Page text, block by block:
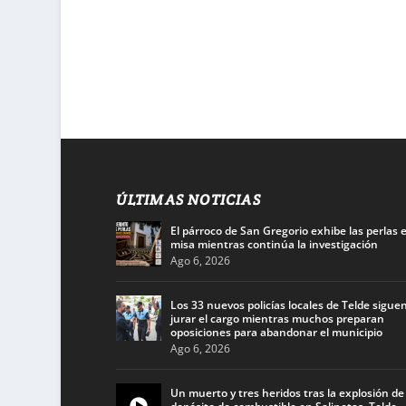
ÚLTIMAS NOTICIAS
El párroco de San Gregorio exhibe las perlas
misa mientras continúa la investigación
Ago 6, 2026
Los 33 nuevos policías locales de Telde
jurar el cargo mientras muchos preparan
oposiciones para abandonar el municipio
Ago 6, 2026
Un muerto y tres heridos tras la explosión